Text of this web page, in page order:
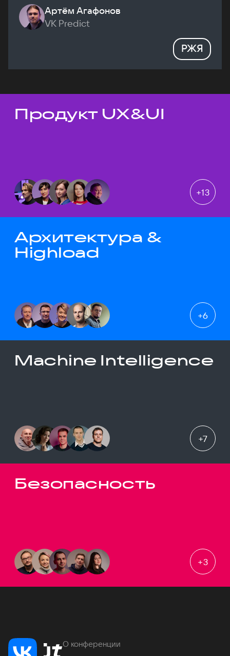
Артём Агафонов
VK Predict
РЖЯ
Темы докладов
Продукт UX&UI
+13
Архитектура &
Highload
+6
Machine Intelligence
+7
Безопасность
+3
О конференции